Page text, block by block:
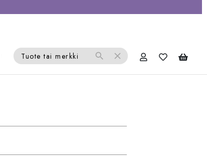
Tuote tai merkki search close